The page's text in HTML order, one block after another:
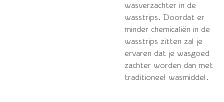
wasverzachter in de
wasstrips. Doordat er
minder chemicaliën in de
wasstrips zitten zal je
ervaren dat je wasgoed
zachter worden dan met
traditioneel wasmiddel.